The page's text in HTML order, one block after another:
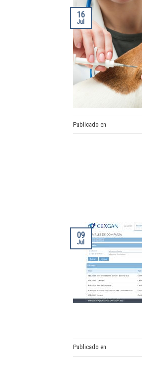
16
Jul
Publicado en
09
Jul
Publicado en